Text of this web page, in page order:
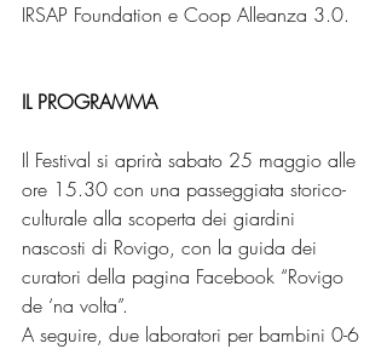
IRSAP Foundation e Coop Alleanza 3.0.
IL PROGRAMMA
Il Festival si aprirà sabato 25 maggio alle
ore 15.30 con una passeggiata storico-
culturale alla scoperta dei giardini
nascosti di Rovigo, con la guida dei
curatori della pagina Facebook “Rovigo
de ‘na volta”.
A seguire, due laboratori per bambini 0-6